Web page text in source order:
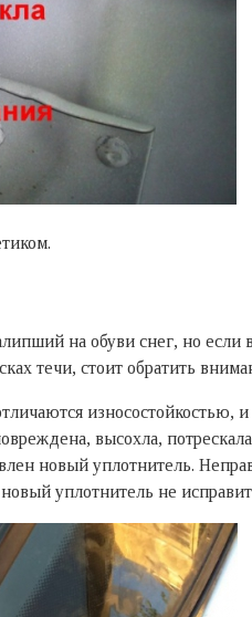
на обуви снег, но если
течи, стоит обратить
износостойкостью,
высохла,
новый уплотнитель.
уплотнитель не